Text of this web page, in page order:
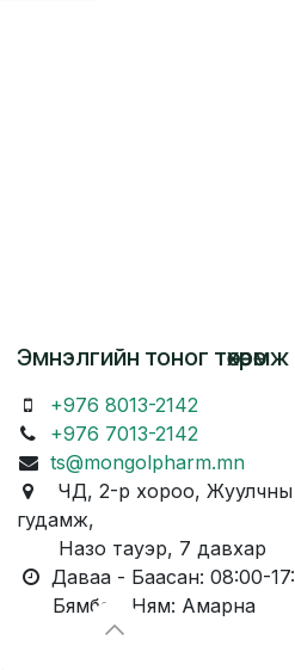
Эмнэлгийн тоног төхөөрөмж
+976 8013-2142
+976 7013-2142
ts@mongolpharm.mn
ЧД, 2-р хороо, Жуулчны
гудамж,
Назо тауэр, 7 давхар
Даваа - Баасан: 08:00-
Бямба - Ням: Амарна